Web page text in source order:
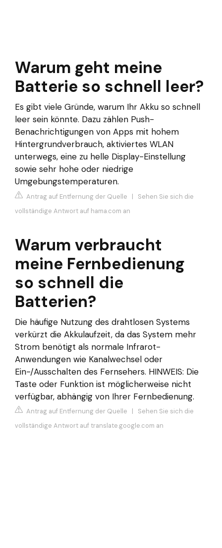
Warum geht meine
Batterie so schnell leer?
Es gibt viele Gründe, warum Ihr Akku so schnell
leer sein könnte. Dazu zählen Push-
Benachrichtigungen von Apps mit hohem
Hintergrundverbrauch, aktiviertes WLAN
unterwegs, eine zu helle Display-Einstellung
sowie sehr hohe oder niedrige
Umgebungstemperaturen.
Antrag auf Entfernung der Quelle | Sehen Sie sich die
vollständige Antwort auf hama.com an
Warum verbraucht
meine Fernbedienung
so schnell die
Batterien?
Die häufige Nutzung des drahtlosen Systems
verkürzt die Akkulaufzeit, da das System mehr
Strom benötigt als normale Infrarot-
Anwendungen wie Kanalwechsel oder
Ein-/Ausschalten des Fernsehers. HINWEIS: Die
Taste oder Funktion ist möglicherweise nicht
verfügbar, abhängig von Ihrer Fernbedienung.
Antrag auf Entfernung der Quelle | Sehen Sie sich die
vollständige Antwort auf translate.google.com an